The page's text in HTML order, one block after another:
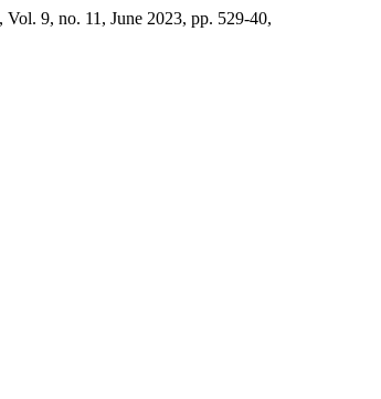
, Vol. 9, no. 11, June 2023, pp. 529-40,